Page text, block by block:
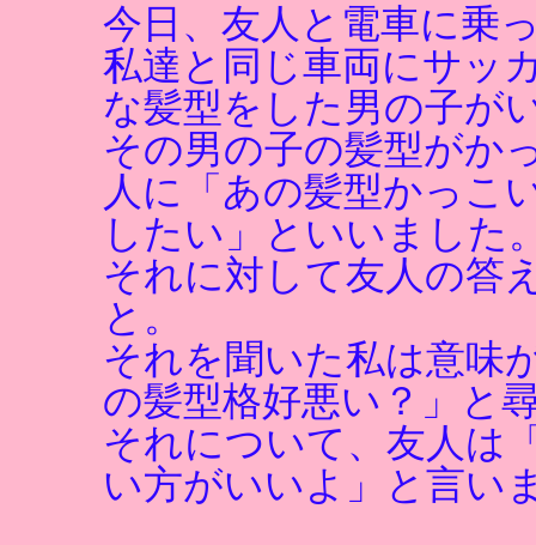
今日、友人と電車に乗
私達と同じ車両にサッ
な髪型をした男の子が
その男の子の髪型がか
人に「あの髪型かっこ
したい」といいました
それに対して友人の答
と。
それを聞いた私は意味
の髪型格好悪い？」と
それについて、友人は
い方がいいよ」と言い